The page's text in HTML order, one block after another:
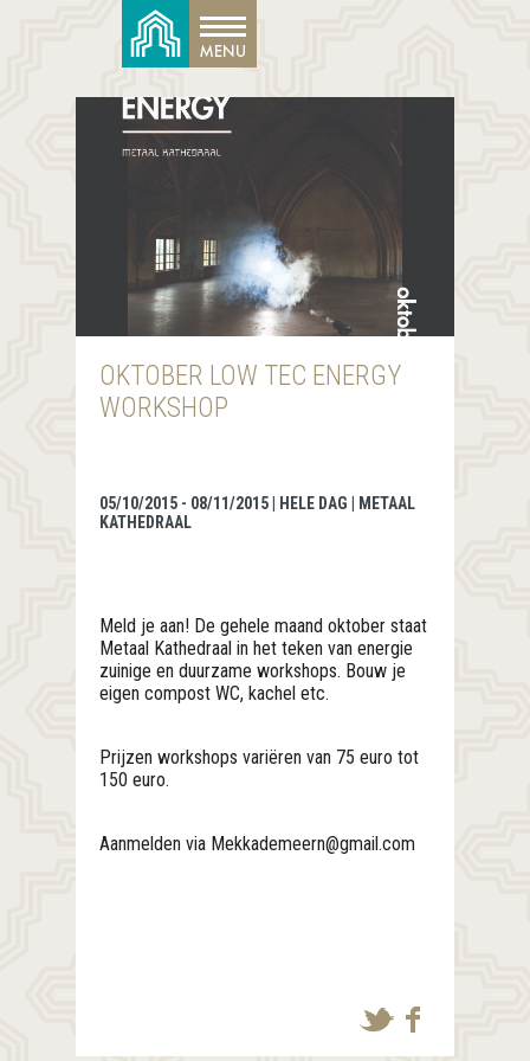
OKTOBER LOW TEC ENERGY
WORKSHOP
05/10/2015 - 08/11/2015 | HELE DAG | METAAL
KATHEDRAAL
Meld je aan! De gehele maand oktober staat
Metaal Kathedraal in het teken van energie
zuinige en duurzame workshops. Bouw je
eigen compost WC, kachel etc.
Prijzen workshops variëren van 75 euro tot
150 euro.
Aanmelden via Mekkademeern@gmail.com